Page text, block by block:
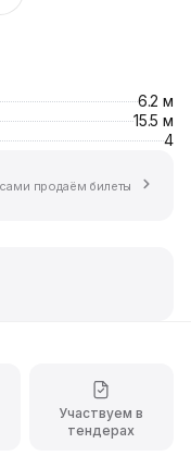
6.2 м
15.5 м
4
продаём билеты
Участвуем в
тендерах